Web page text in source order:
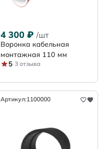
4 300 ₽ /шт
Воронка кабельная
монтажная 110 мм
5 3 отзыва
Артикул:1100000